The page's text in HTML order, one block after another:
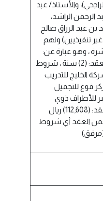
والأستاذ/ عبد
الرحمن الراشد،
بن عبد الرزاق صالح
تنفيذيين) ولهم
، وهو عبارة عن:
عقد أيجار ، مدة العقد: (2) سنة ، شروط
الخليج للتدريب
فوغ للتجميل
للأطراف ذوي
العلاقة، قيمة العقد: (112,608) ريال
العقد أي شروط
(مرفق)